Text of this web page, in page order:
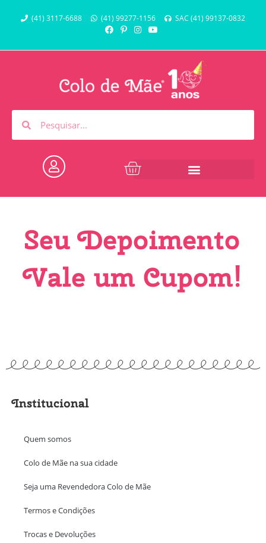
(41) 3117-6688 (41) 99277-1156 SAC (41) 99137-0832
Seu Depoimento
Vale um Cupom!
Institucional
Quem somos
Colo de Mãe na sua cidade
Seja uma Revendedora Colo de Mãe
Termos e Condições
Trocas e Devoluções